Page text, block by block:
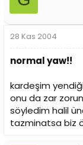
28 Kas 2004
normal yaw!!
kardeşim
onu da zar
söyledim halil
tazminatsa biz